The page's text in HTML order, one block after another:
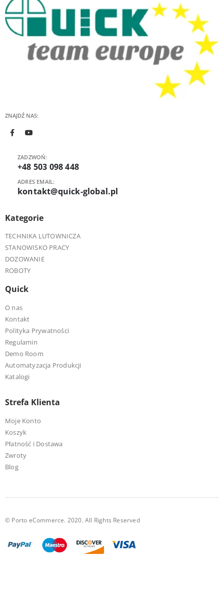
ZNAJDŹ NAS:
ZADZWOŃ:
+48 503 098 448
ADRES EMAIL:
kontakt@quick-global.pl
Kategorie
TECHNIKA LUTOWNICZA
STANOWISKO PRACY
DOZOWANIE
ROBOTY
Quick
O nas
Kontakt
Polityka Prywatności
Regulamin
Demo Room
Automatyzacja Produkcji
Katalogi
Strefa Klienta
Moje Konto
Koszyk
Płatność i Dostawa
Zwroty
Blog
© Porto eCommerce. 2020. All Rights Reserved